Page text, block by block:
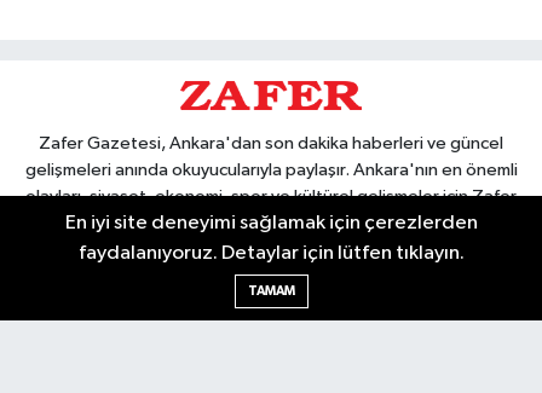
Zafer Gazetesi, Ankara'dan son dakika haberleri ve güncel
gelişmeleri anında okuyucularıyla paylaşır. Ankara'nın en önemli
olayları, siyaset, ekonomi, spor ve kültürel gelişmeler için Zafer
Gazetesi'ni takip edin. Başkentin güvendiği haber kaynağı.
En iyi site deneyimi sağlamak için çerezlerden
faydalanıyoruz. Detaylar için lütfen tıklayın.
TAMAM